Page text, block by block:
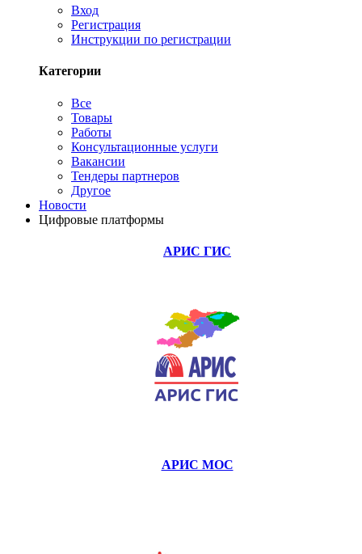
Вход
Регистрация
Инструкции по регистрации
Категории
Все
Товары
Работы
Консультационные услуги
Вакансии
Тендеры партнеров
Другое
Новости
Цифровые платформы
АРИС ГИС
АРИС МОС